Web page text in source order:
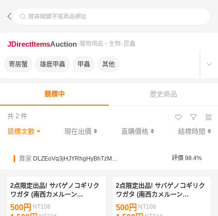
搜尋關鍵字或商品網址
JDirectItemsAuction 寵物用品、生物 昆蟲
寄居蟹 雄鹿甲蟲 甲蟲 其他
競標中 歷史商品
共 2 件
競標次數 現在出價 直購價格 結標時間
賣家 DLZEoVq3jHJYRhgHyBhTzMef2vT7x 評價 98.4%
2点限定出品! サバゲノコギリク
ワガタ (南西カメルーン
Nyassoso産) 完品 ♀ 単品 ① F4
新成虫 未後食
500円 NT108
2点限定出品! サバゲノコギリク
ワガタ (南西カメルーン
Nyassoso産) 完品 ♀ 単品 ② F4
新成虫 未後食
500円 NT108